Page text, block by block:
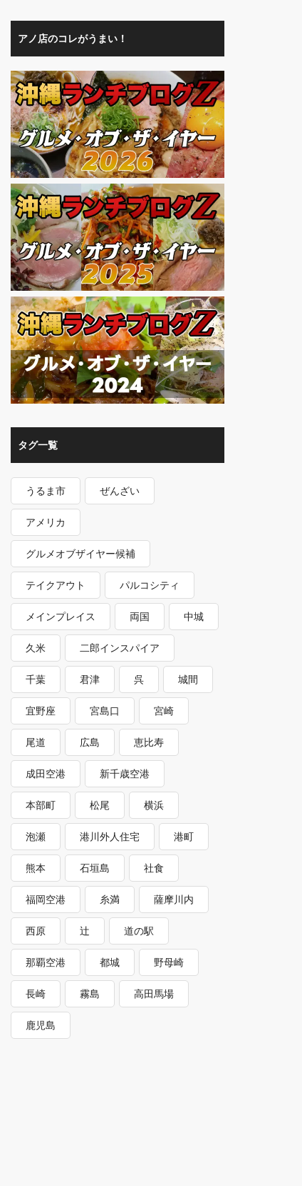
アノ店のコレがうまい！
タグ一覧
うるま市 ぜんざい
アメリカ
グルメオブザイヤー候補
テイクアウト パルコシティ
メインプレイス 両国 中城
久米 二郎インスパイア
千葉 君津 呉 城間
宜野座 宮島口 宮崎
尾道 広島 恵比寿
成田空港 新千歳空港
本部町 松尾 横浜
泡瀬 港川外人住宅 港町
熊本 石垣島 社食
福岡空港 糸満 薩摩川内
西原 辻 道の駅
那覇空港 都城 野母崎
長崎 霧島 高田馬場
鹿児島